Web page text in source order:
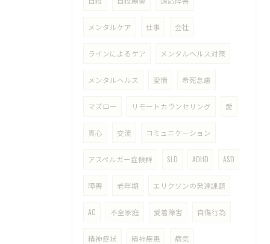
メンタルケア 仕事 会社
ラインによるケア メンタルヘルス対策
メンタルヘルス 愛情 希死念慮
マズロー リモートカウンセリング 愛
真心 交流 コミュニケーション
アスペルガー症候群 SLD ADHD ASD
障害 老年期 エリクソンの発達課題
AC 不全家庭 愛着障害 自傷行為
精神症状 精神疾患 病気